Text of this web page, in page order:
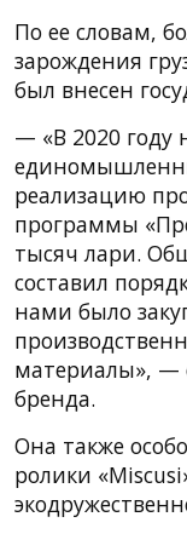
По ее словам,
зарождения
был внесен
— «В 2020 году
реализацию
программы
тысяч лари.
составил
нами было
материалы», —
бренда.
Она также
ролики